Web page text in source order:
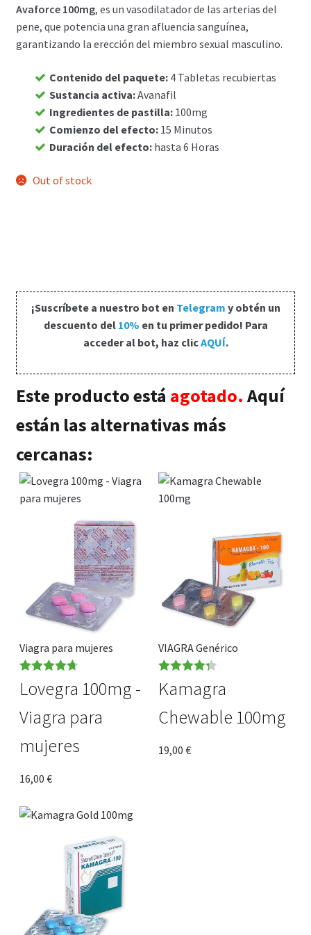
Carrito
Contactos
Formas de envío
Formas de pago
Política de privacidad
Preguntas frecuentes
Productos
Sobre nosotros
Avaforce 100mg, es un vasodilatador de las arterias del
pene, que potencia una gran afluencia sanguínea,
garantizando la erección del miembro sexual masculino.
Contenido del paquete: 4 Tabletas recubiertas
Sustancia activa:Avanafil
Ingredientes de pastilla: 100mg
Comienzo del efecto: 15 Minutos
Duración del efecto: hasta 6 Horas
Out of stock
¡Suscríbete a nuestro bot en Telegram y obtén un
descuento del 10% en tu primer pedido! Para
acceder al bot, haz clicAQUÍ.
Este producto está agotado. Aquí
están las alternativas más
cercanas:
Viagra para mujeres
Rated
Lovegra 100mg -
Viagra para
mujeres
16,00 €
VIAGRA Genérico
Rated
Kamagra
Chewable 100mg
19,00 €